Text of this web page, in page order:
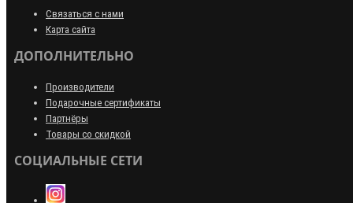
Связаться с нами
Карта сайта
ДОПОЛНИТЕЛЬНО
Производители
Подарочные сертификаты
Партнёры
Товары со скидкой
СОЦИАЛЬНЫЕ СЕТИ